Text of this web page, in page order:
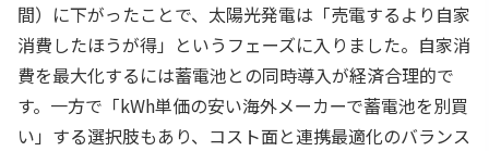
間）に下がったことで、太陽光発電は「売電するより自家
消費したほうが得」というフェーズに入りました。自家消
費を最大化するには蓄電池との同時導入が経済合理的で
す。一方で「kWh単価の安い海外メーカーで蓄電池を別買
い」する選択肢もあり、コスト面と連携最適化のバランス